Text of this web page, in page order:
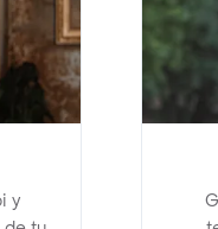
y